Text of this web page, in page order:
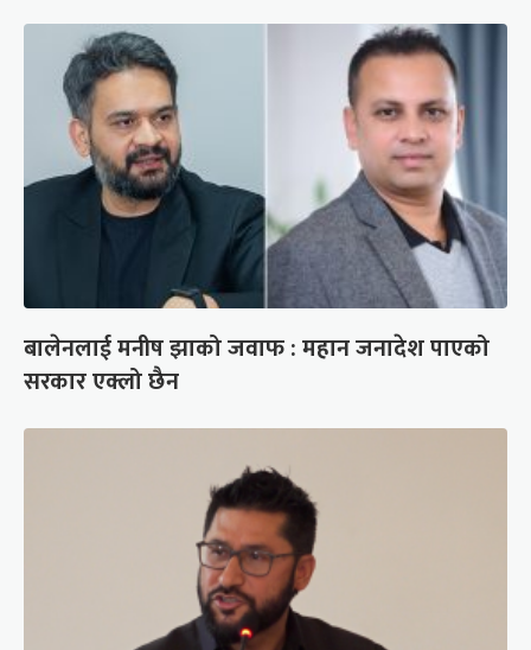
बालेनलाई मनीष झाको जवाफ : महान जनादेश पाएको
सरकार एक्लो छैन